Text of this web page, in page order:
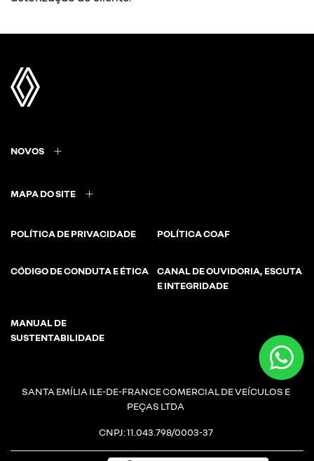
NOVOS
MAPA DO SITE
POLÍTICA DE PRIVACIDADE POLÍTICA COAF
CÓDIGO DE CONDUTA E ÉTICA
CANAL DE OUVIDORIA, ESCUTA
E INTEGRIDADE
MANUAL DE
SUSTENTABILIDADE
SANTA EMÍLIA ILE-DE-FRANCE COMERCIAL DE VEÍCULOS E
PEÇAS LTDA
CNPJ: 11.043.798/0003-37